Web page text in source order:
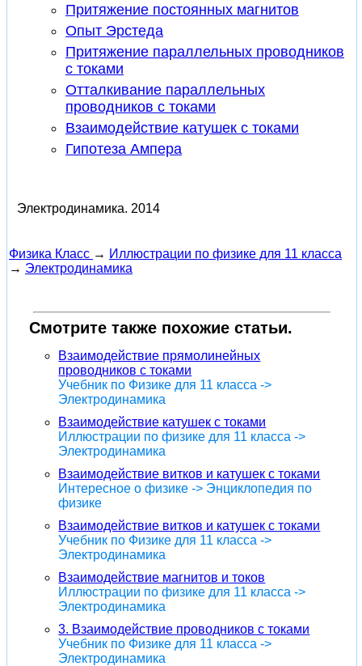
Притяжение постоянных магнитов
Опыт Эрстеда
Притяжение параллельных проводников
с токами
Отталкивание параллельных
проводников с токами
Взаимодействие катушек с токами
Гипотеза Ампера
Электродинамика. 2014
Физика Класс → Иллюстрации по физике для 11 класса
→ Электродинамика
Смотрите также похожие статьи.
Взаимодействие прямолинейных
проводников с токами
Учебник по Физике для 11 класса ->
Электродинамика
Взаимодействие катушек с токами
Иллюстрации по физике для 11 класса ->
Электродинамика
Взаимодействие витков и катушек с токами
Интересное о физике -> Энциклопедия по
физике
Взаимодействие витков и катушек с токами
Учебник по Физике для 11 класса ->
Электродинамика
Взаимодействие магнитов и токов
Иллюстрации по физике для 11 класса ->
Электродинамика
3. Взаимодействие проводников с токами
Учебник по Физике для 11 класса ->
Электродинамика